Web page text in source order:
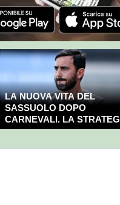
LA NUOVA VITA DEL
SASSUOLO DOPO
CARNEVALI. LA
GIÀ CHIARA E DECISA